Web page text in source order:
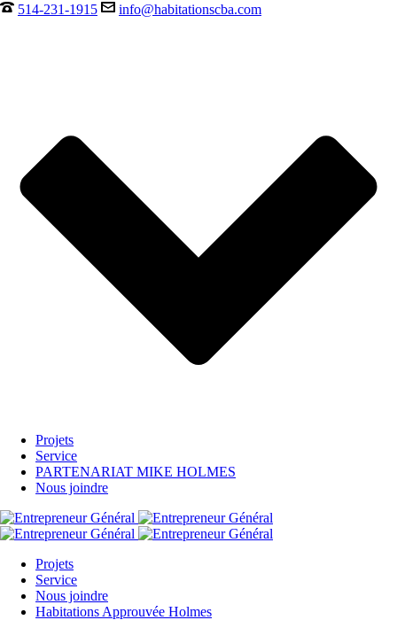
514-231-1915 info@habitationscba.com
Projets
Service
PARTENARIAT MIKE HOLMES
Nous joindre
Projets
Service
Nous joindre
Habitations Approuvée Holmes